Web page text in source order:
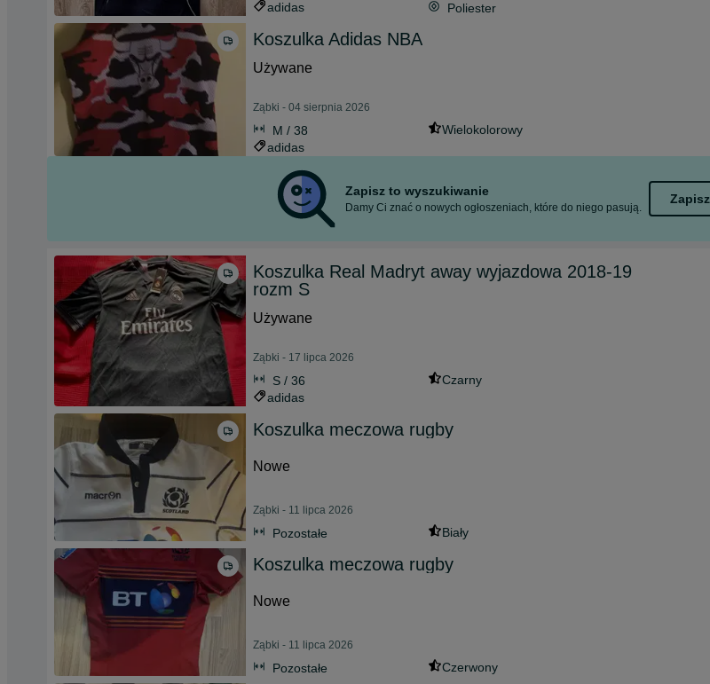
adidas
Poliester
Koszulka Adidas NBA
Używane
Ząbki - 04 sierpnia 2026
M / 38
Wielokolorowy
adidas
Zapisz to wyszukiwanie
Damy Ci znać o nowych ogłoszeniach, które do niego pasują.
Zapisz
Koszulka Real Madryt away wyjazdowa 2018-19
rozm S
Używane
Ząbki - 17 lipca 2026
S / 36
Czarny
adidas
Koszulka meczowa rugby
Nowe
Ząbki - 11 lipca 2026
Pozostałe Biały
Koszulka meczowa rugby
Nowe
Ząbki - 11 lipca 2026
Pozostałe Czerwony